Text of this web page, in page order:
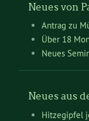
Neues von
Antrag zu
Über 18
Neues
Neues aus
Hitzegipfel